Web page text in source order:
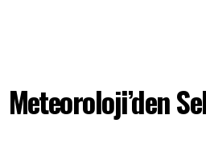
Meteoroloji’den